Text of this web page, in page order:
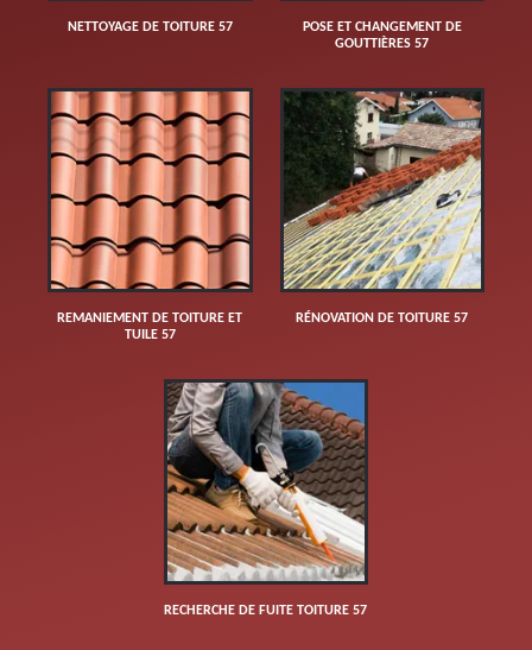
NETTOYAGE DE TOITURE 57
POSE ET CHANGEMENT DE
GOUTTIÈRES 57
REMANIEMENT DE TOITURE ET
TUILE 57
RÉNOVATION DE TOITURE 57
RECHERCHE DE FUITE TOITURE 57